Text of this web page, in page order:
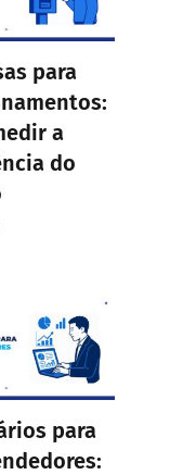
para
a
do
para